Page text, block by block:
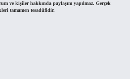
ve kişiler hakkında paylaşım yapılmaz. Gerçek
tamamen tesadüfidir.